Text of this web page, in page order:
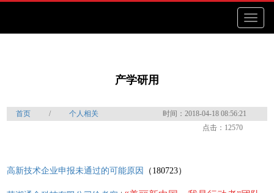
Toggle
产学研用
首页 / 个人相关
时间：2018-04-18 08:56:21
点击：12570
高新技术企业申报未通过的可能原因 （180723）